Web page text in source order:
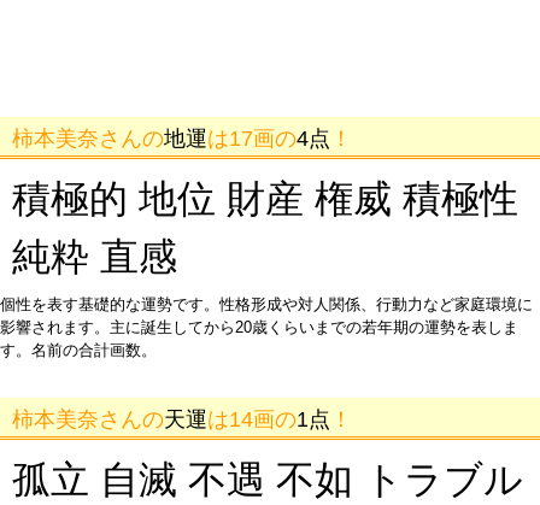
柿本美奈さんの地運は17画の4点 ！
積極的 地位 財産 権威 積極性
純粋 直感
個性を表す基礎的な運勢です。性格形成や対人関係、行動力など家庭環境に
影響されます。主に誕生してから20歳くらいまでの若年期の運勢を表しま
す。名前の合計画数。
柿本美奈さんの天運は14画の1点 ！
孤立 自滅 不遇 不如 トラブル